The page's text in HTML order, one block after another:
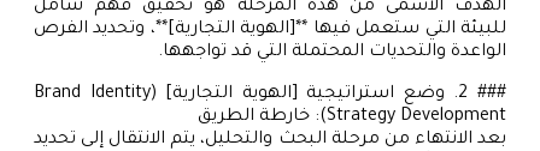
الهدف الأسمى من هذه المرحلة هو تحقيق فهم شامل
للبيئة التي ستعمل فيها **[الهوية التجارية]**، وتحديد الفرص
الواعدة والتحديات المحتملة التي قد تواجهها.
### 2. وضع استراتيجية [الهوية التجارية] (Brand Identity
Strategy Development): خارطة الطريق
بعد الانتهاء من مرحلة البحث والتحليل، يتم الانتقال إلى تحديد